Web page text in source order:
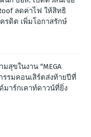
ลดค่าไฟ ให้สิทธิ
รดิต เพิ่มโอกาสรักษ์
สุขในงาน “MEGA
กรรมคอนเสิร์ตส่งท้ายปีที่
มาร์กเคาท์ดาวน์ที่ยิ่ง